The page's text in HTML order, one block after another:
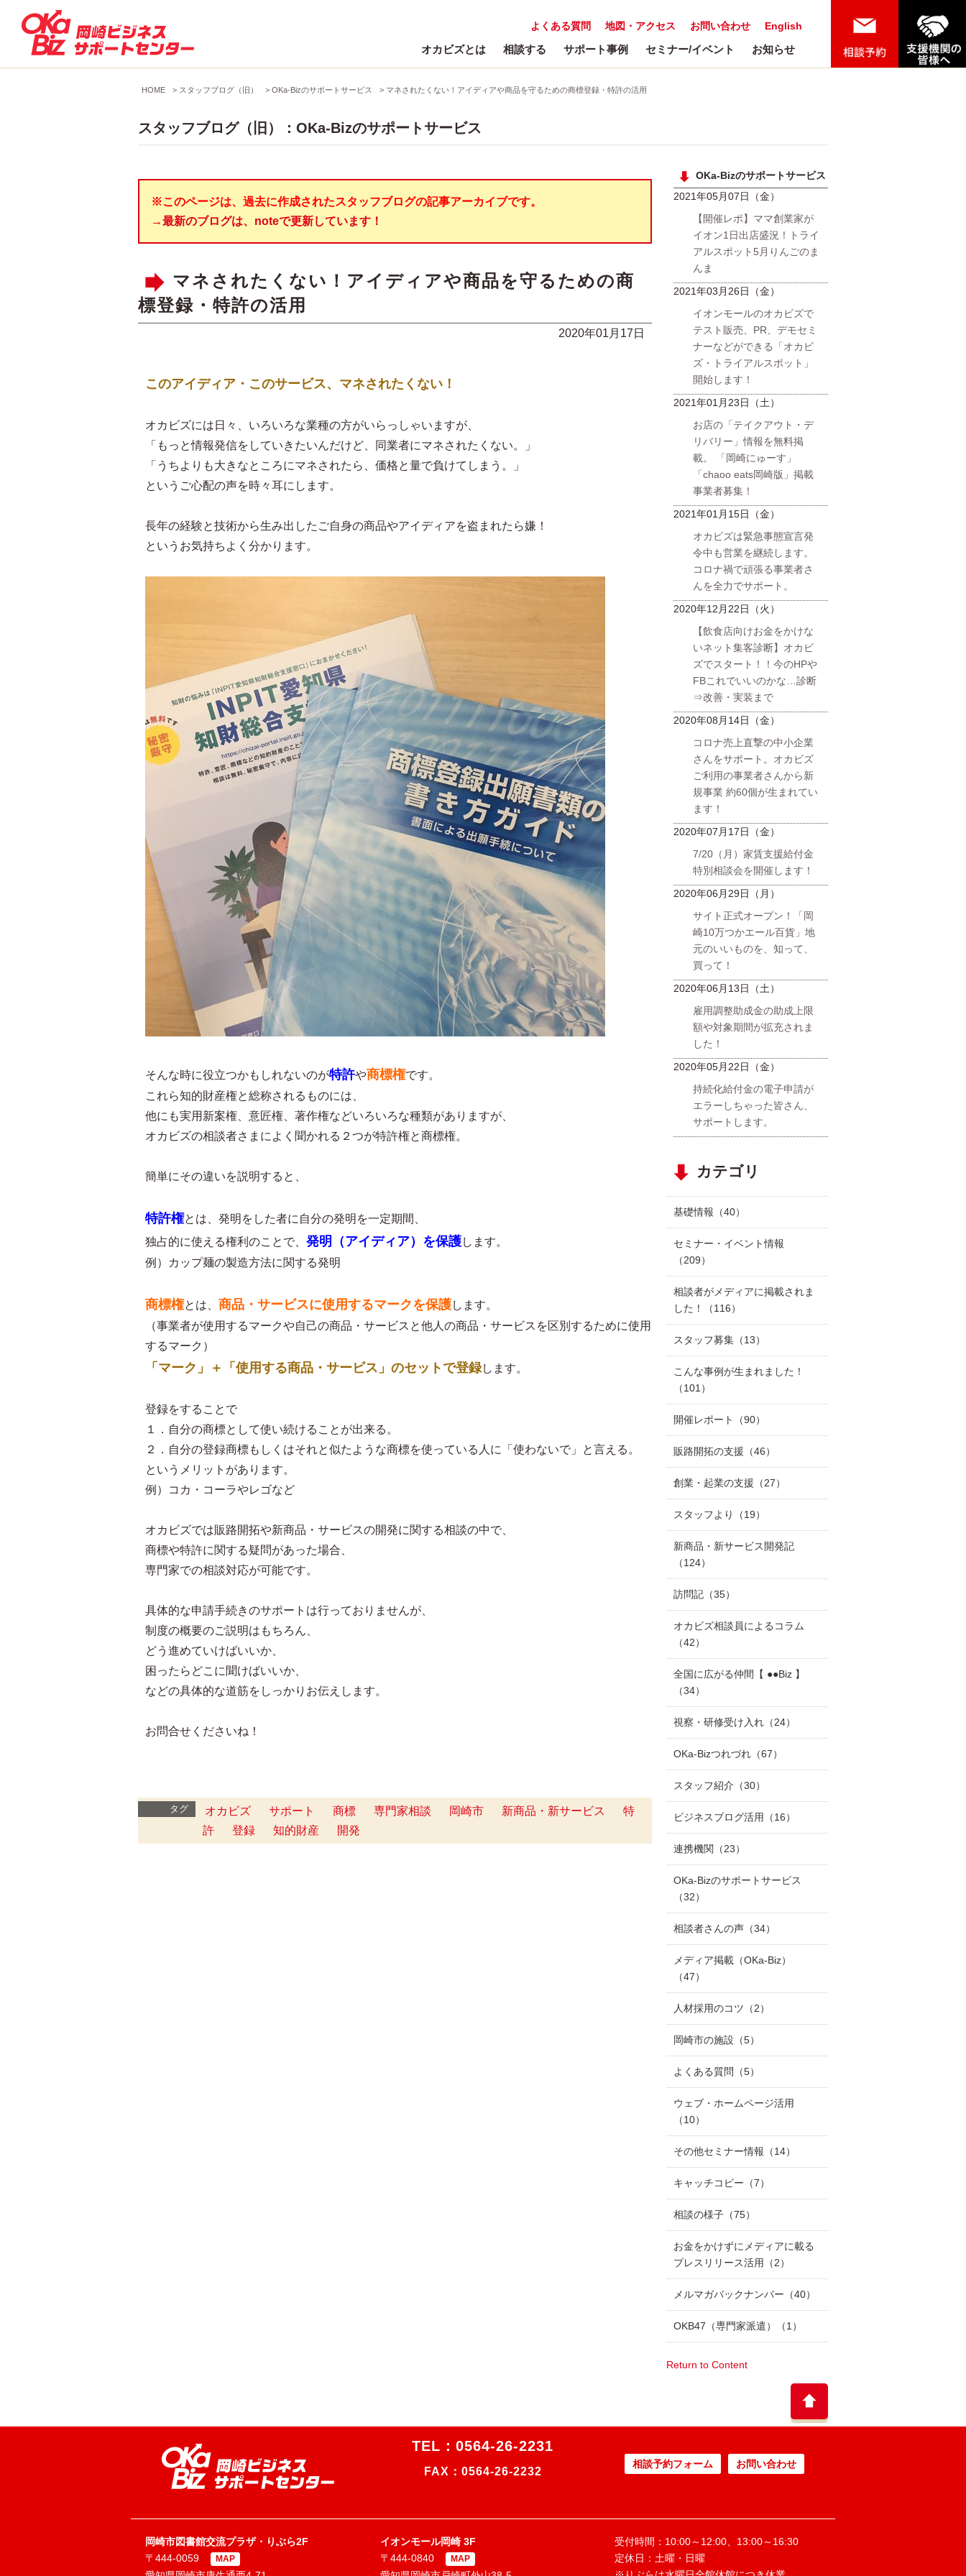
English
お問い合わせ
地図・アクセス
よくある質問
オカビズとは 相談する サポート事例 セミナー/イベント お知らせ
HOME > スタッフブログ（旧） > OKa-Bizのサポートサービス > マネされたくない！アイディアや商品を守るための商標登録・特許の活用
スタッフブログ（旧）：OKa-Bizのサポートサービス
※このページは、過去に作成されたスタッフブログの記事アーカイブです。
→最新のブログは、noteで更新しています！
マネされたくない！アイディアや商品を守るための商
標登録・特許の活用
2020年01月17日
このアイディア・このサービス、マネされたくない！
オカビズには日々、いろいろな業種の方がいらっしゃいますが、
「もっと情報発信をしていきたいんだけど、同業者にマネされたくない。」
「うちよりも大きなところにマネされたら、価格と量で負けてしまう。」
というご心配の声を時々耳にします。
長年の経験と技術から生み出したご自身の商品やアイディアを盗まれたら嫌！
というお気持ちよく分かります。
そんな時に役立つかもしれないのが特許や商標権です。
これら知的財産権と総称されるものには、
他にも実用新案権、意匠権、著作権などいろいろな種類がありますが、
オカビズの相談者さまによく聞かれる２つが特許権と商標権。
簡単にその違いを説明すると、
特許権とは、発明をした者に自分の発明を一定期間、
独占的に使える権利のことで、 発明（アイディア）を保護します。
例）カップ麺の製造方法に関する発明
商標権とは、 商品・サービスに使用するマークを保護します。
（事業者が使用するマークや自己の商品・サービスと他人の商品・サービスを区別するために使用
するマーク）
「マーク」＋「使用する商品・サービス」のセットで登録します。
登録をすることで
１．自分の商標として使い続けることが出来る。
２．自分の登録商標もしくはそれと似たような商標を使っている人に「使わないで」と言える。
というメリットがあります。
例）コカ・コーラやレゴなど
オカビズでは販路開拓や新商品・サービスの開発に関する相談の中で、
商標や特許に関する疑問があった場合、
専門家での相談対応が可能です。
具体的な申請手続きのサポートは行っておりませんが、
制度の概要のご説明はもちろん、
どう進めていけばいいか、
困ったらどこに聞けばいいか、
などの具体的な道筋をしっかりお伝えします。
お問合せくださいね！
タグ オカビズ サポート 商標 専門家相談 岡崎市 新商品・新サービス
特
許
登録 知的財産 開発
OKa-Bizのサポートサービス
2021年05月07日（金）
【開催レポ】ママ創業家が
イオン1日出店盛況！トライ
アルスポット5月りんごのま
んま
2021年03月26日（金）
イオンモールのオカビズで
テスト販売、PR、デモセミ
ナーなどができる「オカビ
ズ・トライアルスポット」
開始します！
2021年01月23日（土）
お店の「テイクアウト・デ
リバリー」情報を無料掲
載。 「岡崎にゅーす」
「chaoo eats岡崎版」掲載
事業者募集！
2021年01月15日（金）
オカビズは緊急事態宣言発
令中も営業を継続します。
コロナ禍で頑張る事業者さ
んを全力でサポート。
2020年12月22日（火）
【飲食店向けお金をかけな
いネット集客診断】オカビ
ズでスタート！！今のHPや
FBこれでいいのかな…診断
⇒改善・実装まで
2020年08月14日（金）
コロナ売上直撃の中小企業
さんをサポート。オカビズ
ご利用の事業者さんから新
規事業 約60個が生まれてい
ます！
2020年07月17日（金）
7/20（月）家賃支援給付金
特別相談会を開催します！
2020年06月29日（月）
サイト正式オープン！「岡
崎10万つかエール百貨」地
元のいいものを、知って、
買って！
2020年06月13日（土）
雇用調整助成金の助成上限
額や対象期間が拡充されま
した！
2020年05月22日（金）
持続化給付金の電子申請が
エラーしちゃった皆さん、
サポートします。
カテゴリ
基礎情報 （40）
セミナー・イベント情報
（209）
相談者がメディアに掲載されま
した！
（116）
スタッフ募集 （13）
こんな事例が生まれました！
（101）
開催レポート （90）
販路開拓の支援 （46）
創業・起業の支援 （27）
スタッフより （19）
新商品・新サービス開発記
（124）
訪問記 （35）
オカビズ相談員によるコラム
（42）
全国に広がる仲間【 ●●Biz 】
（34）
視察・研修受け入れ （24）
OKa-Bizつれづれ （67）
スタッフ紹介 （30）
ビジネスブログ活用 （16）
連携機関 （23）
OKa-Bizのサポートサービス
（32）
相談者さんの声 （34）
メディア掲載（OKa-Biz）
（47）
人材採用のコツ （2）
岡崎市の施設 （5）
よくある質問 （5）
ウェブ・ホームページ活用
（10）
その他セミナー情報 （14）
キャッチコピー （7）
相談の様子 （75）
お金をかけずにメディアに載る
プレスリリース活用
（2）
メルマガバックナンバー （40）
OKB47（専門家派遣） （1）
Return to Content
TEL：0564-26-2231
FAX：0564-26-2232
相談予約フォーム お問い合わせ
岡崎市図書館交流プラザ・りぶら2F
〒444-0059
MAP
イオンモール岡崎 3F
〒444-0840
MAP
受付時間：10:00～12:00、13:00～16:30
定休日：土曜・日曜